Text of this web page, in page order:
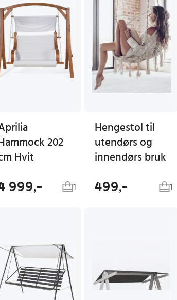
Hammock 202
Hvit
999,- 1
Hengestol til
utendørs og
innendørs bruk
499,- 1